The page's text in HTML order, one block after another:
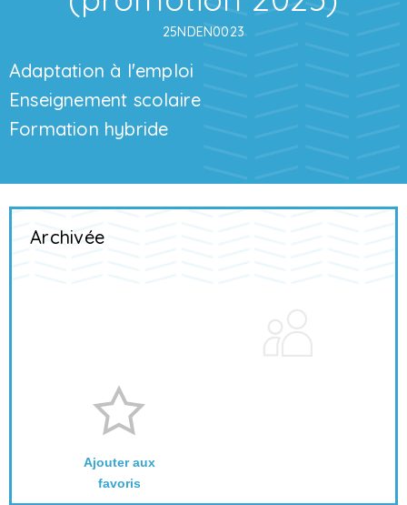
25NDEN0023
Adaptation à l'emploi
Enseignement scolaire
Formation hybride
Archivée
Ajouter aux
favoris